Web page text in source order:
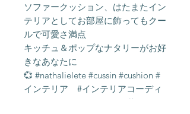
ソファークッション、はたまたイン
テリアとしてお部屋に飾ってもクー
ルで可愛さ満点
キッチュ＆ポップなナタリーがお好
きなあなたに
💞 #nathalielete #cussin #cushion #
インテリア #インテリアコーディ
ネート #猫好き #猫のいる暮らし #